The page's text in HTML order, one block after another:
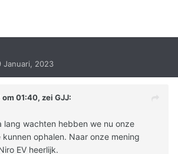
Januari, 2023
01:40, zei GJJ:
lang wachten hebben we nu onze
kunnen ophalen. Naar onze mening
EV heerlijk.